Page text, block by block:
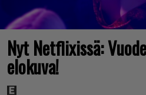
Nyt Netflixissä:
elokuva!